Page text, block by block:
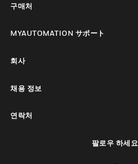
구매처
MYAUTOMATION サポート
회사
채용 정보
연락처
팔로우 하세요